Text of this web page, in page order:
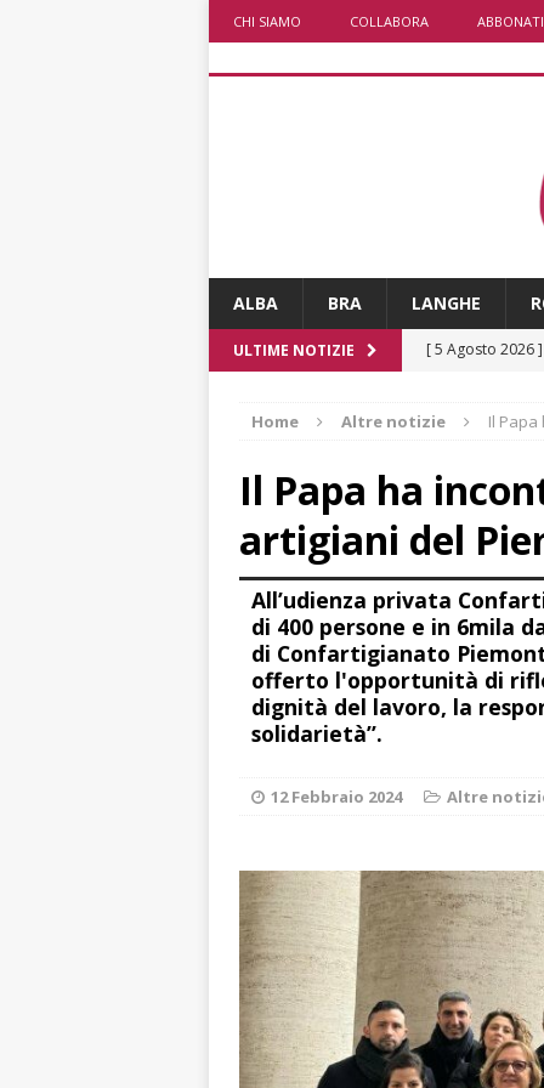
CHI SIAMO COLLABORA ABBONATI
ALBA BRA LANGHE
ULTIME NOTIZIE [ 5 Agosto 2026 ]
[ 5 Agosto 2026 ]
incendi
aumentare la
[ 5 Agosto 2026
BRA
[ 5 Agosto 2026
Sarvanot,
BRA
sostituire le
[ 5 Agosto 2026
CULTURA
Home Altre notizie Il
Il Papa ha
artigiani del
All’udienza privata
di 400 persone e in 6mila
di Confartigianato
offerto l'opportunità di
dignità del lavoro, la
solidarietà”.
12 Febbraio 2024 Altre